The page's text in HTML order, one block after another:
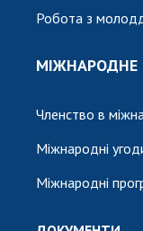
Робота з
МІЖНАРОДНЕ
Членство в
Міжнародні
Міжнародні